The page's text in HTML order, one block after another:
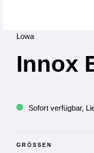
Lowa
Innox
Sofort verfügbar,
GRÖSSEN